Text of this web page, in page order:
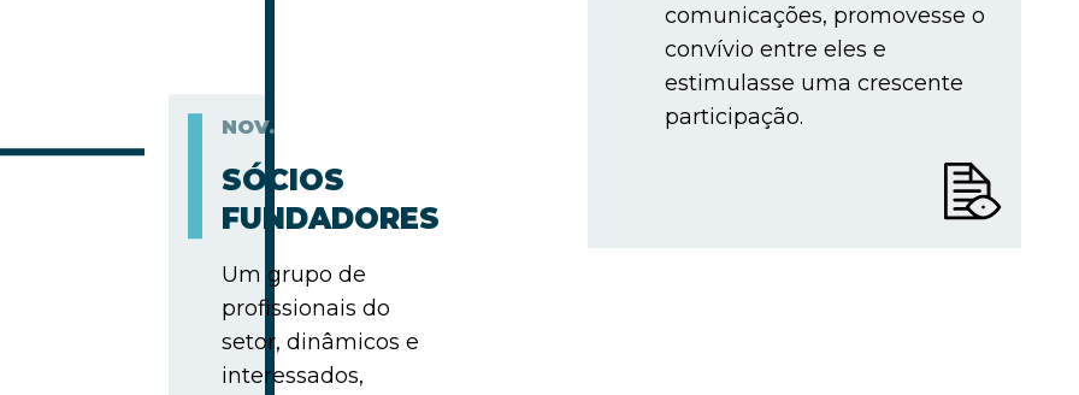
comunicações, promovesse o
convívio entre eles e
estimulasse uma crescente
participação.
NOV.
SÓCIOS
FUNDADORES
Um grupo de
profissionais do
setor, dinâmicos e
interessados,